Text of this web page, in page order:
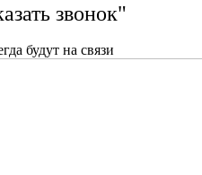
звонок"
будут на связи